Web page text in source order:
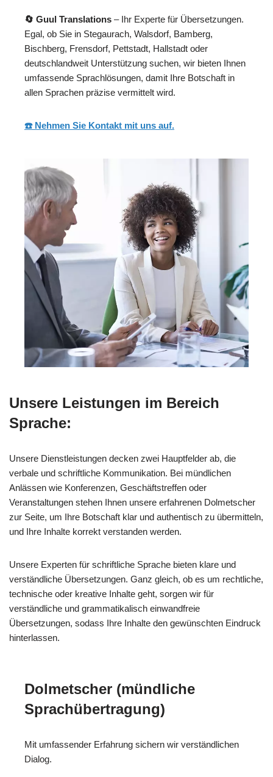
🔄 Guul Translations – Ihr Experte für Übersetzungen.
Egal, ob Sie in Stegaurach, Walsdorf, Bamberg,
Bischberg, Frensdorf, Pettstadt, Hallstadt oder
deutschlandweit Unterstützung suchen, wir bieten Ihnen
umfassende Sprachlösungen, damit Ihre Botschaft in
allen Sprachen präzise vermittelt wird.
☎️ Nehmen Sie Kontakt mit uns auf.
Unsere Leistungen im Bereich
Sprache:
Unsere Dienstleistungen decken zwei Hauptfelder ab, die
verbale und schriftliche Kommunikation. Bei mündlichen
Anlässen wie Konferenzen, Geschäftstreffen oder
Veranstaltungen stehen Ihnen unsere erfahrenen Dolmetscher
zur Seite, um Ihre Botschaft klar und authentisch zu übermitteln,
und Ihre Inhalte korrekt verstanden werden.
Unsere Experten für schriftliche Sprache bieten klare und
verständliche Übersetzungen. Ganz gleich, ob es um rechtliche,
technische oder kreative Inhalte geht, sorgen wir für
verständliche und grammatikalisch einwandfreie
Übersetzungen, sodass Ihre Inhalte den gewünschten Eindruck
hinterlassen.
Dolmetscher (mündliche
Sprachübertragung)
Mit umfassender Erfahrung sichern wir verständlichen
Dialog.